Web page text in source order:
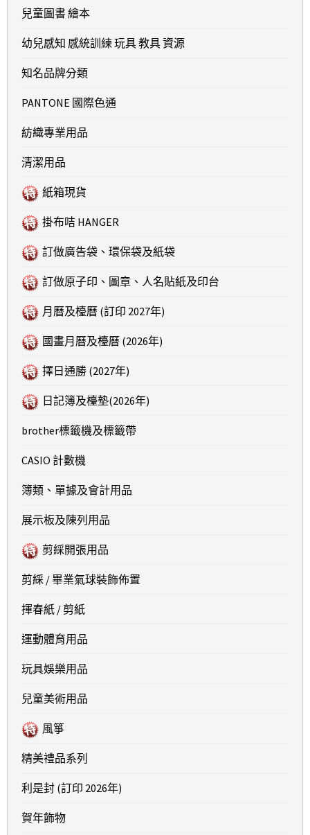
兒童圖書 繪本
幼兒感知 感統訓練 玩具 教具 資源
知名品牌分類
PANTONE 國際色通
紡織專業用品
清潔用品
紙箱現貨
掛布咭 HANGER
訂做廣告袋、環保袋及紙袋
訂做原子印、圖章、人名貼紙及印台
月曆及檯曆 (訂印 2027年)
國畫月曆及檯曆 (2026年)
擇日通勝 (2027年)
日記簿及檯墊(2026年)
brother標籤機及標籤帶
CASIO 計數機
簿類、單據及會計用品
展示板及陳列用品
剪綵開張用品
剪綵 / 畢業氣球裝飾佈置
揮春紙 / 剪紙
運動體育用品
玩具娛樂用品
兒童美術用品
風箏
精美禮品系列
利是封 (訂印 2026年)
賀年飾物